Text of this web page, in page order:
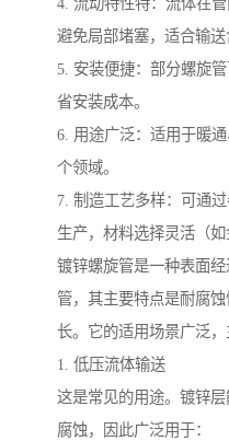
4. 流动特性特：流体在
避免局部堵塞，适合输送
5. 安装便捷：部分螺旋
省安装成本。
6. 用途广泛：适用于暖
个领域。
7. 制造工艺多样：可通
生产，材料选择灵活（如
镀锌螺旋管是一种表面
管，其主要特点是耐腐
长。它的适用场景广泛，
1. 低压流体输送
这是常见的用途。镀锌
腐蚀，因此广泛用于：